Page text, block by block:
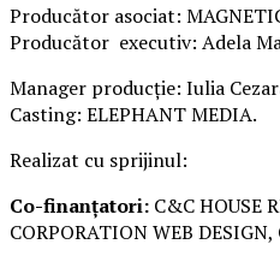
Producător asociat:
Producător executiv: Adela
Manager producție: Iulia
Casting: ELEPHANT MEDIA.
Realizat cu sprijinul:
Co-finanțatori: C&C HOUSE
CORPORATION WEB